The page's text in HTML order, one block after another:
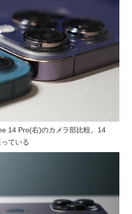
14 Pro(右)のカメラ部比較。14
ている